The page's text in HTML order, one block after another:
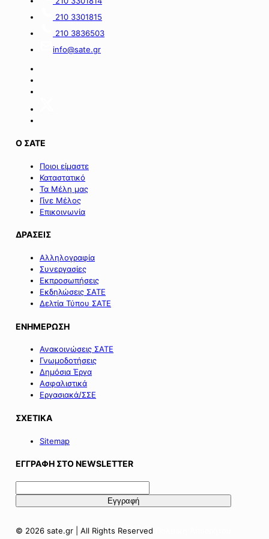
Πράσινου
Ταμείου».
ειδικού
στήριξης
210 3301815
210 3836503
info@sate.gr
Ο ΣΑΤΕ
Ποιοι είμαστε
Καταστατικό
Τα Μέλη μας
Γίνε Μέλος
Επικοινωνία
ΔΡΑΣΕΙΣ
Αλληλογραφία
Συνεργασίες
Εκπροσωπήσεις
Εκδηλώσεις ΣΑΤΕ
Δελτία Τύπου ΣΑΤΕ
ΕΝΗΜΕΡΩΣΗ
Ανακοινώσεις ΣΑΤΕ
Γνωμοδοτήσεις
Δημόσια Έργα
Ασφαλιστικά
Εργασιακά/ΣΣΕ
ΣΧΕΤΙΚΑ
Sitemap
ΕΓΓΡΑΦΗ ΣΤΟ NEWSLETTER
© 2026 sate.gr | All Rights Reserved